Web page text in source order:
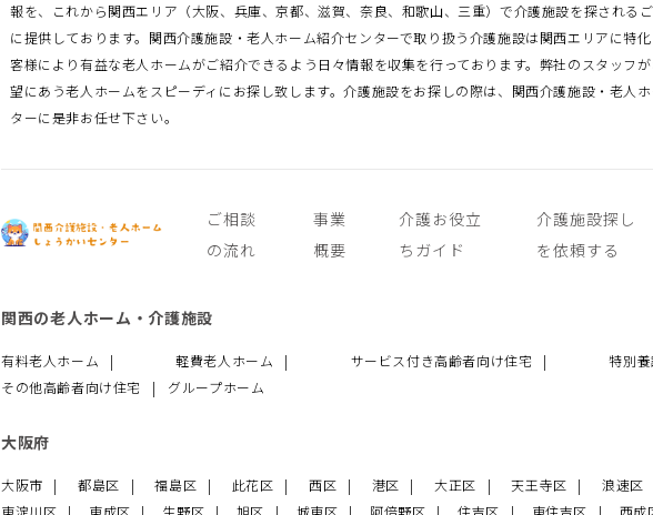
報を、これから関西エリア（大阪、兵庫、京都、滋賀、奈良、和歌山、三重）で介護施設を探される
に提供しております。関西介護施設・老人ホーム紹介センターで取り扱う介護施設は関西エリアに特
客様により有益な老人ホームがご紹介できるよう日々情報を収集を行っております。弊社のスタッフ
望にあう老人ホームをスピーディにお探し致します。介護施設をお探しの際は、関西介護施設・老人
ターに是非お任せ下さい。
ご相談
の流れ
事業
概要
介護お役立
ちガイド
介護施設探し
を依頼する
関西の老人ホーム・介護施設
有料老人ホーム 軽費老人ホーム サービス付き高齢者向け住宅
特別
その他高齢者向け住宅
グループホーム
大阪府
大阪市 都島区 福島区 此花区 西区 港区 大正区 天王寺区 浪速区
東淀川区
東成区 生野区 旭区 城東区 阿倍野区 住吉区 東住吉区 西成